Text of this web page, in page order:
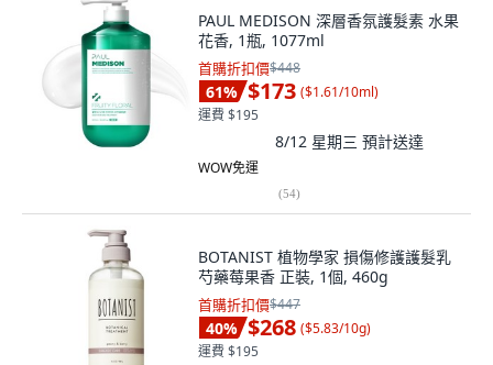
PAUL MEDISON 深層香氛護髮素 水果
花香, 1瓶, 1077ml
首購折扣價$448
61% $173 ($1.61/10ml)
運費 $195
8/12 星期三 預計送達
WOW免運
(54)
BOTANIST 植物學家 損傷修護護髮乳
芍藥莓果香 正裝, 1個, 460g
首購折扣價$447
40% $268 ($5.83/10g)
運費 $195